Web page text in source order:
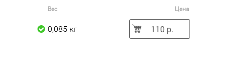
Вес Цена
0,085 кг 110 р.